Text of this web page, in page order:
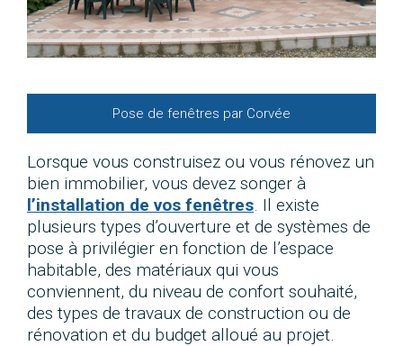
Pose de fenêtres par Corvée
Lorsque vous construisez ou vous rénovez un
bien immobilier, vous devez songer à
l’installation de vos fenêtres. Il existe
plusieurs types d’ouverture et de systèmes de
pose à privilégier en fonction de l’espace
habitable, des matériaux qui vous
conviennent, du niveau de confort souhaité,
des types de travaux de construction ou de
rénovation et du budget alloué au projet.